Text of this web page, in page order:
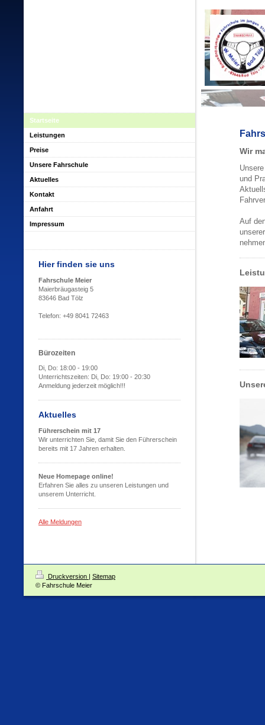
Wir
und
Auf
Startseite
Leistungen
Preise
Unsere Fahrschule
Aktuelles
Kontakt
Anfahrt
Impressum
Hier finden sie uns
Fahrschule Meier
Maierbräugasteig 5
83646 Bad Tölz
Telefon: +49 8041 72463
Bürozeiten
Di, Do: 18:00 - 19:00
Unterrichtszeiten: Di, Do: 19:00 - 20:30
Anmeldung jederzeit möglich!!!
Aktuelles
Führerschein mit 17
Wir unterrichten Sie, damit Sie den Führerschein
bereits mit 17 Jahren erhalten.
Neue Homepage online!
Erfahren Sie alles zu unseren Leistungen und
unserem Unterricht.
Alle Meldungen
Druckversion | Sitemap
© Fahrschule Meier